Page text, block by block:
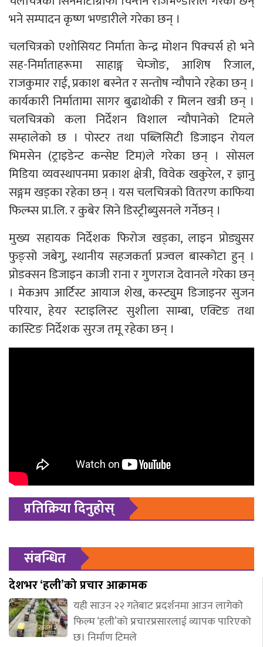
भने सम्पादन कृष्ण भण्डारीले गरेका छन् ।
चलचित्रको एशोसियट निर्माता केन्द्र मोशन पिक्चर्स हो भने
सह-निर्माताहरूमा साहाङ्ग चेम्जोङ, आशिष रिजाल,
राजकुमार राई, प्रकाश बस्नेत र सन्तोष न्यौपाने रहेका छन् ।
कार्यकारी निर्मातामा सागर बुढाथोकी र मिलन खत्री छन् ।
चलचित्रको कला निर्देशन विशाल न्यौपानेको टिमले
सम्हालेको छ । पोस्टर तथा पब्लिसिटी डिजाइन रोयल
भिमसेन (ट्राइडेन्ट कन्सेप्ट टिम)ले गरेका छन् । सोसल
मिडिया व्यवस्थापनमा प्रकाश क्षेत्री, विवेक खकुरेल, र ज्ञानु
सङ्गम खड्का रहेका छन् । यस चलचित्रको वितरण काफिया
फिल्म्स प्रा.लि. र कुबेर सिने डिस्ट्रीब्युसनले गर्नेछन् ।
मुख्य सहायक निर्देशक फिरोज खड्का, लाइन प्रोड्युसर
फुङ्सो जबेगु, स्थानीय सहजकर्ता प्रज्वल बास्कोटा हुन् ।
प्रोडक्सन डिजाइन काजी राना र गुणराज देवानले गरेका छन्
। मेकअप आर्टिस्ट आयाज शेख, कस्ट्युम डिजाइनर सुजन
परियार, हेयर स्टाइलिस्ट सुशीला साम्बा, एक्टिङ तथा
कास्टिङ निर्देशक सुरज तमू रहेका छन् ।
प्रतिक्रिया दिनुहोस्
संबन्धित
देशभर ‘हली’को प्रचार आक्रामक
यही साउन २२ गतेबाट प्रदर्शनमा आउन लागेको
फिल्म ‘हली’को प्रचारप्रसारलाई व्यापक पारिएको
छ। निर्माण टिमले